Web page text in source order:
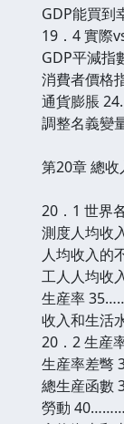
GDP能買
19．4 實
GDP平減
消費者價
通貨膨脹
調整名義
第20章 總
20．1 世
測度人均
人均收入
工人人均
生産率
收入和生
20．2 生
生産率差
總生産函
勞動